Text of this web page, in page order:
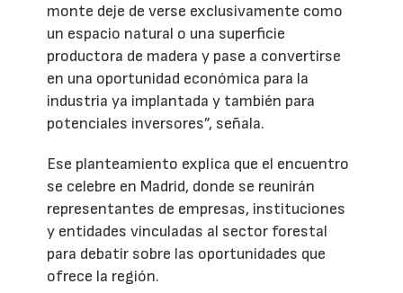
monte deje de verse exclusivamente como
un espacio natural o una superficie
productora de madera y pase a convertirse
en una oportunidad económica para la
industria ya implantada y también para
potenciales inversores”, señala.
Ese planteamiento explica que el encuentro
se celebre en Madrid, donde se reunirán
representantes de empresas, instituciones
y entidades vinculadas al sector forestal
para debatir sobre las oportunidades que
ofrece la región.